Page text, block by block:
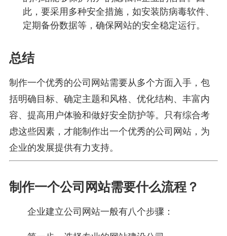
此，要采用多种安全措施，如安装防病毒软件、
定期备份数据等，确保网站的安全稳定运行。
总结
制作一个优秀的公司网站需要从多个方面入手，包
括明确目标、确定主题和风格、优化结构、丰富内
容、提高用户体验和做好安全防护等。只有综合考
虑这些因素，才能制作出一个优秀的公司网站，为
企业的发展提供有力支持。
制作一个公司网站需要什么流程？
企业建立公司网站一般有八个步骤：